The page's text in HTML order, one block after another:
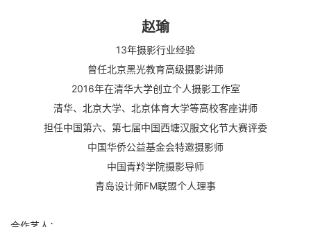
赵瑜
13年摄影行业经验
曾任北京黑光教育高级摄影讲师
2016年在清华大学创立个人摄影工作室
清华、北京大学、北京体育大学等高校客座讲师
担任中国第六、第七届中国西塘汉服文化节大赛评委
中国华侨公益基金会特邀摄影师
中国青羚学院摄影导师
青岛设计师FM联盟个人理事